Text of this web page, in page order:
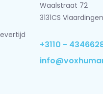
Waalstraat 72
3131CS Vlaardingen
+3110 -